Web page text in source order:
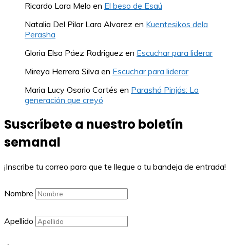
Ricardo Lara Melo en El beso de Esaú
Natalia Del Pilar Lara Alvarez en Kuentesikos dela
Perasha
Gloria Elsa Páez Rodriguez en Escuchar para liderar
Mireya Herrera Silva en Escuchar para liderar
Maria Lucy Osorio Cortés en Parashá Pinjás: La
generación que creyó
Suscríbete a nuestro boletín
semanal
¡Inscribe tu correo para que te llegue a tu bandeja de entrada!
Nombre
Apellido